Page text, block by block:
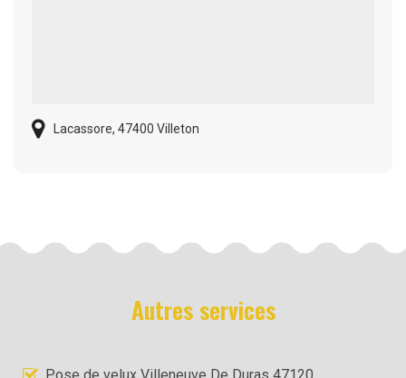
Lacassore, 47400 Villeton
Autres services